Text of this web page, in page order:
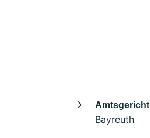
Amtsgericht
Bayreuth